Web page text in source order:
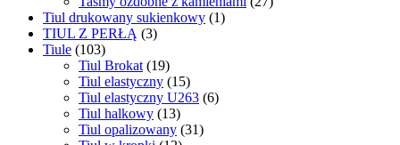
Tiul drukowany sukienkowy (1)
TIUL Z PERŁĄ (3)
Tiule (103)
Tiul Brokat (19)
Tiul elastyczny (15)
Tiul elastyczny U263 (6)
Tiul halkowy (13)
Tiul opalizowany (31)